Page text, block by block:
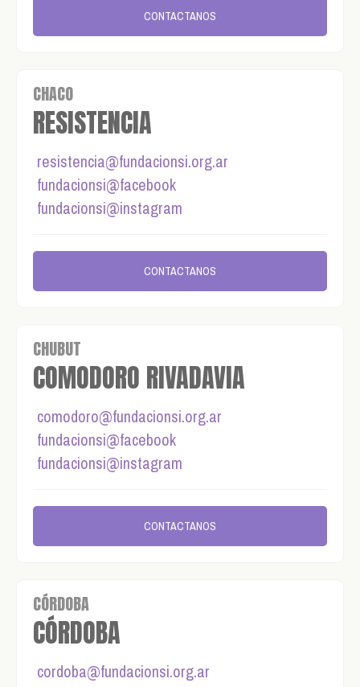
CONTACTANOS
CHACO
RESISTENCIA
resistencia@fundacionsi.org.ar
fundacionsi@facebook
fundacionsi@instagram
CONTACTANOS
CHUBUT
COMODORO RIVADAVIA
comodoro@fundacionsi.org.ar
fundacionsi@facebook
fundacionsi@instagram
CONTACTANOS
CÓRDOBA
CÓRDOBA
cordoba@fundacionsi.org.ar